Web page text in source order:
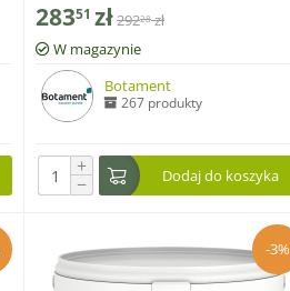
28351 zł29228 zł
W magazynie
Botament
267 produkty
+
− Dodaj do koszyka
-3%